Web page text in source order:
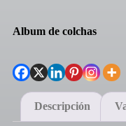
Album de colchas
Descripción